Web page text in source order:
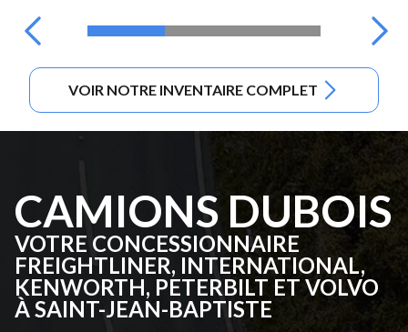
VOIR NOTRE INVENTAIRE COMPLET
CAMIONS DUBOIS
VOTRE CONCESSIONNAIRE
FREIGHTLINER, INTERNATIONAL,
KENWORTH, PETERBILT ET VOLVO
À SAINT-JEAN-BAPTISTE